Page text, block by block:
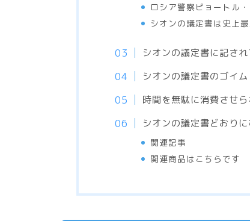
ロシア警察ピョートル
シオンの議定書は史上
シオンの議定書に記さ
シオンの議定書のゴイ
時間を無駄に消費させ
シオンの議定書どおり
関連記事
関連商品はこちらです